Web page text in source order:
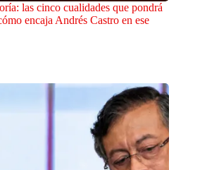
las cinco cualidades que pondrá
encaja Andrés Castro en ese